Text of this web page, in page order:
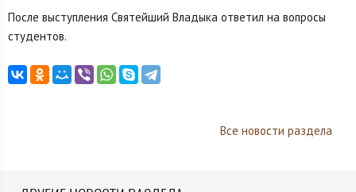
После выступления Святейший Владыка ответил на вопросы
студентов.
Все новости раздела